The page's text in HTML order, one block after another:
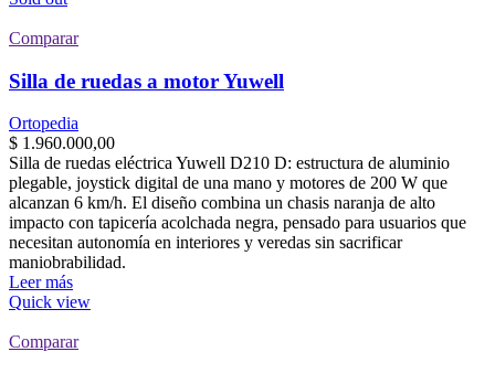
Comparar
Silla de ruedas a motor Yuwell
Ortopedia
$ 1.960.000,00
Silla de ruedas eléctrica Yuwell D210 D: estructura de aluminio
plegable, joystick digital de una mano y motores de 200 W que
alcanzan 6 km/h. El diseño combina un chasis naranja de alto
impacto con tapicería acolchada negra, pensado para usuarios que
necesitan autonomía en interiores y veredas sin sacrificar
maniobrabilidad.
Leer más
Quick view
Comparar